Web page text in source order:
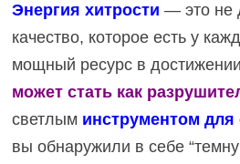
Энергия хитрости — это не
качество, которое есть у
мощный ресурс в
может стать как
светлыминструментом для
вы обнаружили в себе